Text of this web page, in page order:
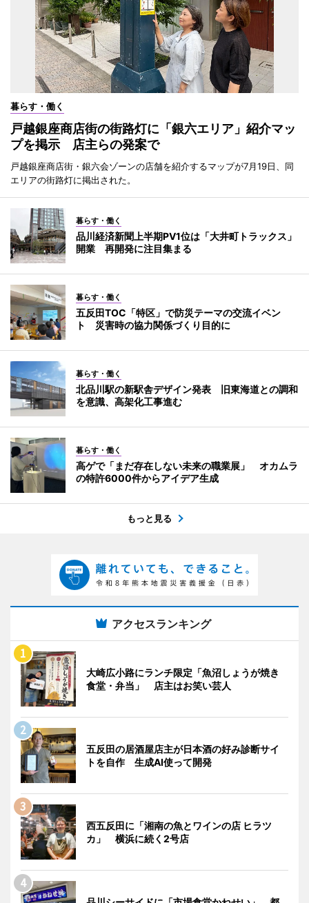
暮らす・働く
戸越銀座商店街の街路灯に「銀六エリア」紹介マッ
プを掲示 店主らの発案で
戸越銀座商店街・銀六会ゾーンの店舗を紹介するマップが7月19日、同
エリアの街路灯に掲出された。
暮らす・働く
品川経済新聞上半期PV1位は「大井町トラックス」
開業 再開発に注目集まる
暮らす・働く
五反田TOC「特区」で防災テーマの交流イベン
ト 災害時の協力関係づくり目的に
暮らす・働く
北品川駅の新駅舎デザイン発表 旧東海道との調和
を意識、高架化工事進む
暮らす・働く
高ゲで「まだ存在しない未来の職業展」 オカムラ
の特許6000件からアイデア生成
もっと見る
アクセスランキング
大崎広小路にランチ限定「魚沼しょうが焼き
食堂・弁当」 店主はお笑い芸人
五反田の居酒屋店主が日本酒の好み診断サイ
トを自作 生成AI使って開発
西五反田に「湘南の魚とワインの店 ヒラツ
カ」 横浜に続く2号店